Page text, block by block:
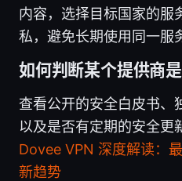
内容，选择目标国家的服
私，避免长期使用同一服
如何判断某个提供商
查看公开的安全白皮书、
以及是否有定期的安全更
Dovee VPN 深度解读：
新趋势